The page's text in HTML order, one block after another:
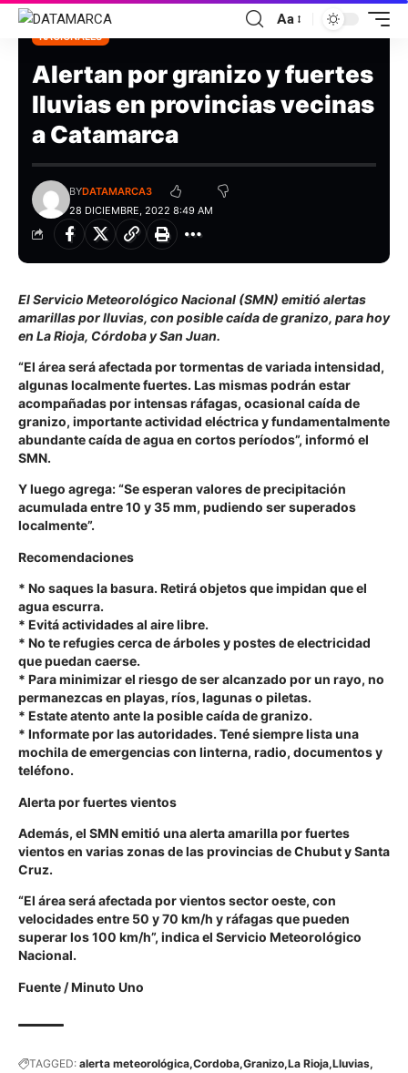
Aa
NACIONALES
Alertan por granizo y fuertes
lluvias en provincias vecinas
a Catamarca
28 DICIEMBRE, 2022 8:49 AM
BYDATAMARCA3
El Servicio Meteorológico Nacional (SMN) emitió alertas
amarillas por lluvias, con posible caída de granizo, para hoy
en La Rioja, Córdoba y San Juan.
“El área será afectada por tormentas de variada intensidad,
algunas localmente fuertes. Las mismas podrán estar
acompañadas por intensas ráfagas, ocasional caída de
granizo, importante actividad eléctrica y fundamentalmente
abundante caída de agua en cortos períodos”, informó el
SMN.
Y luego agrega: “Se esperan valores de precipitación
acumulada entre 10 y 35 mm, pudiendo ser superados
localmente”.
Recomendaciones
* No saques la basura. Retirá objetos que impidan que el
agua escurra.
* Evitá actividades al aire libre.
* No te refugies cerca de árboles y postes de electricidad
que puedan caerse.
* Para minimizar el riesgo de ser alcanzado por un rayo, no
permanezcas en playas, ríos, lagunas o piletas.
* Estate atento ante la posible caída de granizo.
* Informate por las autoridades. Tené siempre lista una
mochila de emergencias con linterna, radio, documentos y
teléfono.
Alerta por fuertes vientos
Además, el SMN emitió una alerta amarilla por fuertes
vientos en varias zonas de las provincias de Chubut y Santa
Cruz.
“El área será afectada por vientos sector oeste, con
velocidades entre 50 y 70 km/h y ráfagas que pueden
superar los 100 km/h”, indica el Servicio Meteorológico
Nacional.
Fuente /Minuto Uno
TAGGED: alerta meteorológica Cordoba Granizo La Rioja Lluvias